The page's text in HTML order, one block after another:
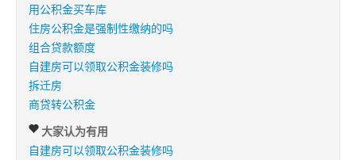
用公积金买车库
住房公积金是强制性缴纳的吗
组合贷款额度
自建房可以领取公积金装修吗
拆迁房
商贷转公积金
大家认为有用
自建房可以领取公积金装修吗